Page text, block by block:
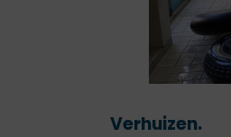
Verhuizen.